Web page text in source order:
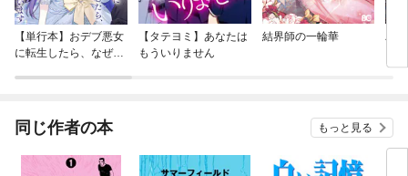
【単行本】おデブ悪女
に転生したら、なぜか
【タテヨミ】あなたは
もういりません
結界師の一輪華
バ
今
同じ作者の本 もっと見る